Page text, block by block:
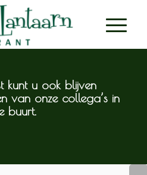
kunt u ook blijven
van onze collega’s in
buurt.